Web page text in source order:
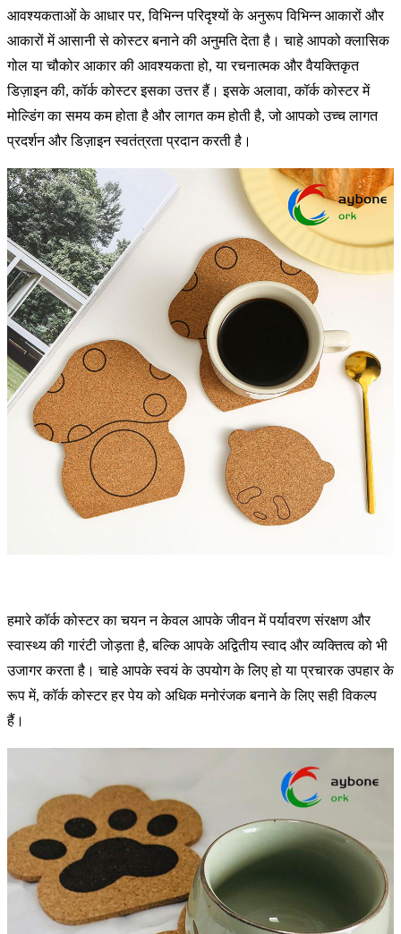
आवश्यकताओं के आधार पर, विभिन्न परिदृश्यों के अनुरूप विभिन्न आकारों और
आकारों में आसानी से कोस्टर बनाने की अनुमति देता है। चाहे आपको क्लासिक
गोल या चौकोर आकार की आवश्यकता हो, या रचनात्मक और वैयक्तिकृत
डिज़ाइन की, कॉर्क कोस्टर इसका उत्तर हैं। इसके अलावा, कॉर्क कोस्टर में
मोल्डिंग का समय कम होता है और लागत कम होती है, जो आपको उच्च लागत
प्रदर्शन और डिज़ाइन स्वतंत्रता प्रदान करती है।
हमारे कॉर्क कोस्टर का चयन न केवल आपके जीवन में पर्यावरण संरक्षण और
स्वास्थ्य की गारंटी जोड़ता है, बल्कि आपके अद्वितीय स्वाद और व्यक्तित्व को भी
उजागर करता है। चाहे आपके स्वयं के उपयोग के लिए हो या प्रचारक उपहार के
रूप में, कॉर्क कोस्टर हर पेय को अधिक मनोरंजक बनाने के लिए सही विकल्प
हैं।